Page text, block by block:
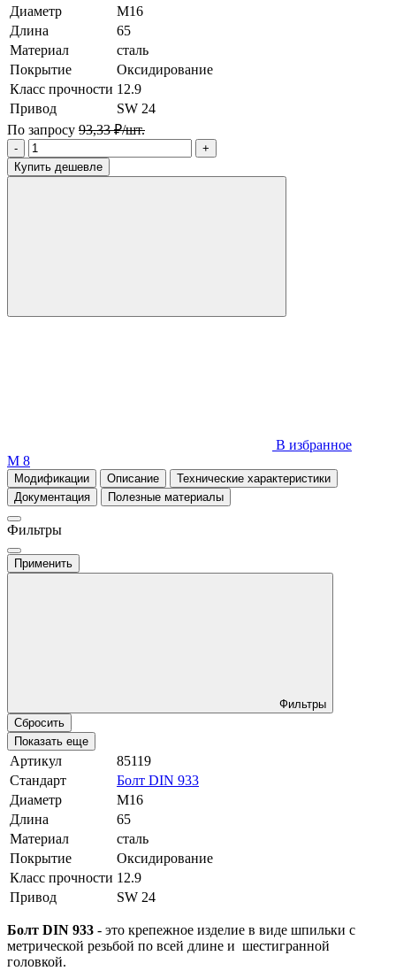
Диаметр
М16
Длина
65
Материал
сталь
Покрытие
Оксидирование
Класс прочности 12.9
Привод
SW 24
По запросу 93,33 ₽/шт.
-
+
Купить дешевле
В избранное
М 8
Модификации Описание
Технические характеристики
Документация
Полезные материалы
Фильтры
Применить
Фильтры
Сбросить
Показать еще
Артикул
85119
Стандарт
Болт DIN 933
Диаметр
М16
Длина
65
Материал
сталь
Покрытие
Оксидирование
Класс прочности 12.9
Привод
SW 24
Болт DIN 933 - это крепежное изделие в виде шпильки с
метрической резьбой по всей длине и шестигранной
головкой.